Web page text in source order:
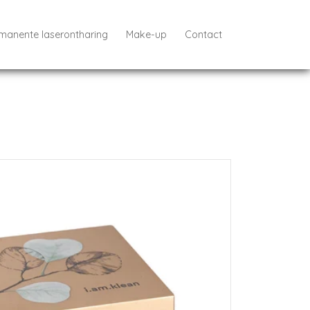
laserontharing Make-up Contact